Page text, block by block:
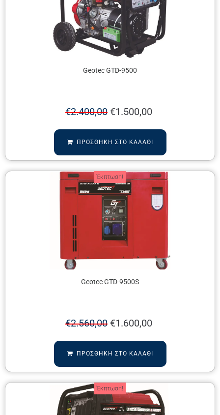
Geotec GTD-9500
€2.400,00 €1.500,00
ΠΡΟΣΘΉΚΗ ΣΤΟ ΚΑΛΆΘΙ
Έκπτωση!
Geotec GTD-9500S
€2.560,00 €1.600,00
ΠΡΟΣΘΉΚΗ ΣΤΟ ΚΑΛΆΘΙ
Έκπτωση!